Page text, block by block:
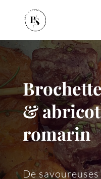
&
romarin
De